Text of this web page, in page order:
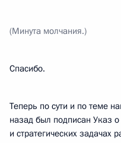
(Минута молчания.)
Спасибо.
Теперь по сути и по теме
назад был подписан Указ
и стратегических задачах